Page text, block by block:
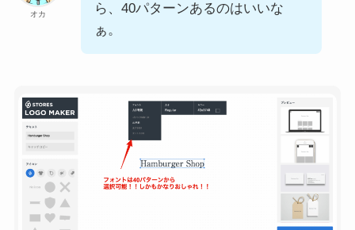
オカ
ら、40パターンあるのはいいな
ぁ。